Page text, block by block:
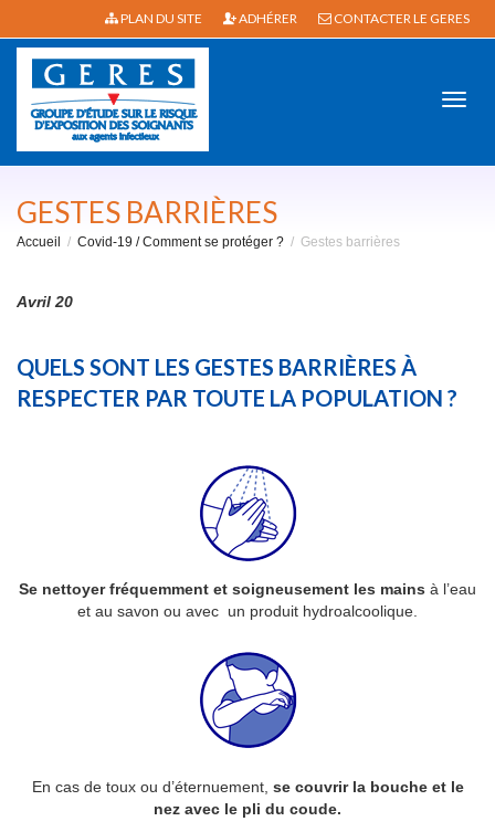
PLAN DU SITE ADHÉRER CONTACTER LE GERES
GESTES BARRIÈRES
Accueil Covid-19 / Comment se protéger ? Gestes barrières
Avril 20
QUELS SONT LES GESTES BARRIÈRES À
RESPECTER PAR TOUTE LA POPULATION ?
Se nettoyer fréquemment et soigneusement les mains à l’eau
et au savon ou avec un produit hydroalcoolique.
En cas de toux ou d’éternuement, se couvrir la bouche et le
nez avec le pli du coude.